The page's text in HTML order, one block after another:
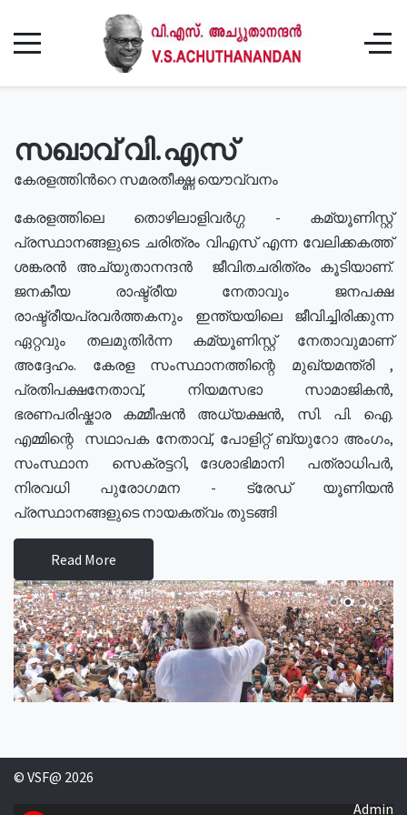
സഖാവ് വി.എസ്
കേരളത്തിൻറെ സമരതീക്ഷ്ണ യൌവ്വനം
കേരളത്തിലെ തൊഴിലാളിവർഗ്ഗ - കമ്യൂണിസ്റ്റ്
പ്രസ്ഥാനങ്ങളുടെ ചരിത്രം വിഎസ് എന്ന വേലിക്കകത്ത്
ശങ്കരൻ അച്യുതാനന്ദൻ ജീവിതചരിത്രം കൂടിയാണ്.
ജനകീയ രാഷ്ട്രീയ നേതാവും ജനപക്ഷ
രാഷ്ട്രീയപ്രവർത്തകനും ഇന്ത്യയിലെ ജീവിച്ചിരിക്കുന്ന
ഏറ്റവും തലമുതിർന്ന കമ്യൂണിസ്റ്റ് നേതാവുമാണ്
അദ്ദേഹം. കേരള സംസ്ഥാനത്തിന്റെ മുഖ്യമന്ത്രി ,
പ്രതിപക്ഷനേതാവ്, നിയമസഭാ സാമാജികൻ,
ഭരണപരിഷ്കാര കമ്മീഷൻ അധ്യക്ഷൻ, സി. പി. ഐ.
എമ്മിന്റെ സഥാപക നേതാവ്, പോളിറ്റ് ബ്യുറോ അംഗം,
സംസ്ഥാന സെക്രട്ടറി, ദേശാഭിമാനി പത്രാധിപർ,
നിരവധി പുരോഗമന - ട്രേഡ് യൂണിയൻ
പ്രസ്ഥാനങ്ങളുടെ നായകത്വം തുടങ്ങി
Read More
© VSF@ 2026
Admin